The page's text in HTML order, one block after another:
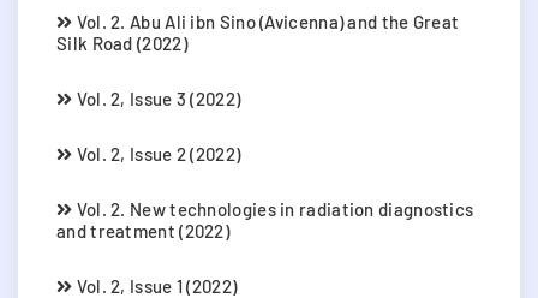
Vol. 2. Abu Ali ibn Sino (Avicenna) and the Great
Silk Road (2022)
Vol. 2, Issue 3 (2022)
Vol. 2, Issue 2 (2022)
Vol. 2. New technologies in radiation diagnostics
and treatment (2022)
Vol. 2, Issue 1 (2022)